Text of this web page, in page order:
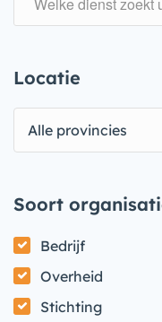
Locatie
Alle provincies
Soort
Bedrijf
Overheid
Stichting